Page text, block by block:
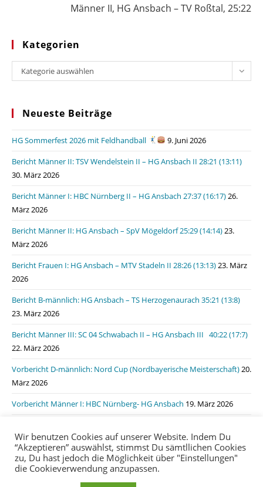
Männer II, HG Ansbach – TV Roßtal, 25:22
Kategorien
Kategorien
Kategorie auswählen
Neueste Beiträge
HG Sommerfest 2026 mit Feldhandball
9. Juni 2026
Bericht Männer II: TSV Wendelstein II – HG Ansbach II 28:21 (13:11)
30. März 2026
Bericht Männer I: HBC Nürnberg II – HG Ansbach 27:37 (16:17)26.
März 2026
Bericht Männer II: HG Ansbach – SpV Mögeldorf 25:29 (14:14)23.
März 2026
Bericht Frauen I: HG Ansbach – MTV Stadeln II 28:26 (13:13)23. März
2026
Bericht B-männlich: HG Ansbach – TS Herzogenaurach 35:21 (13:8)
23. März 2026
Bericht Männer III: SC 04 Schwabach II – HG Ansbach III 40:22 (17:7)
22. März 2026
Vorbericht D-männlich: Nord Cup (Nordbayerische Meisterschaft)20.
März 2026
Vorbericht Männer I: HBC Nürnberg- HG Ansbach 19. März 2026
19. März 2026
Impressum Datenschutzerklärung
Wir benutzen Cookies auf unserer Website. Indem Du
“Akzeptieren” auswählst, stimmst Du sämtllichen Cookies
zu, Du hast jedoch die Möglichkeit über "Einstellungen"
die Cookieverwendung anzupassen.